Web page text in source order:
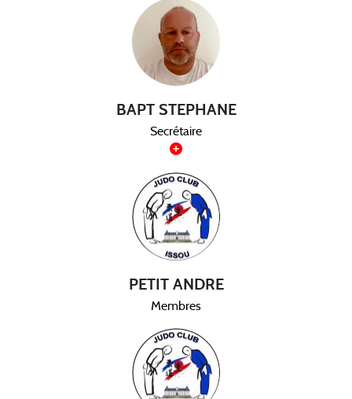
BAPT STEPHANE
Secrétaire
PETIT ANDRE
Membres